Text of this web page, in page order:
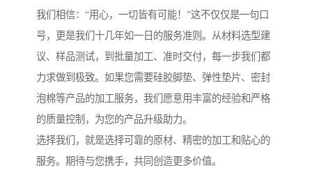
我们相信：“用心，一切皆有可能！”这不仅仅是一句口
号，更是我们十几年如一日的服务准则。从材料选型建
议、样品测试，到批量加工、准时交付，每一步我们都
力求做到极致。如果您需要硅胶脚垫、弹性垫片、密封
泡棉等产品的加工服务，我们愿意用丰富的经验和严格
的质量控制，为您的产品升级助力。
选择我们，就是选择可靠的原材、精密的加工和贴心的
服务。期待与您携手，共同创造更多价值。